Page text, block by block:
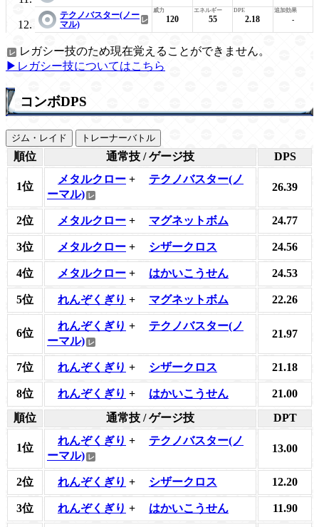
テクノバスター(ノー
マル)
120 55 2.18 -
レガシー技のため現在覚えることができません。
▶レガシー技についてはこちら
コンボDPS
ジム・レイド トレーナーバトル
順位 通常技 / ゲージ技 DPS
1位
メタルクロー +
テクノバスター(ノ
ーマル)
26.39
2位 メタルクロー + マグネットボム 24.77
3位 メタルクロー + シザークロス 24.56
4位 メタルクロー + はかいこうせん 24.53
5位 れんぞくぎり + マグネットボム 22.26
6位
れんぞくぎり +
テクノバスター(ノ
ーマル)
21.97
7位 れんぞくぎり + シザークロス 21.18
8位 れんぞくぎり + はかいこうせん
21.00
順位
通常技 / ゲージ技 DPT
1位
れんぞくぎり +
テクノバスター(ノ
ーマル)
13.00
2位 れんぞくぎり + シザークロス 12.20
3位 れんぞくぎり + はかいこうせん 11.90